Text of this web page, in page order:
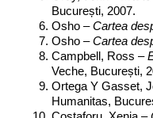
București, 2007.
Osho – Cartea
Osho –Cartea
Campbell, Ross –
Veche, București,
Ortega Y Gasset,
Humanitas,